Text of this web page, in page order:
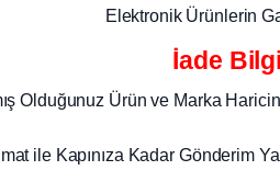
Elektronik Ürünlerin
İade
Olduğunuz Ürün ve Marka
ile Kapınıza Kadar Gönderim